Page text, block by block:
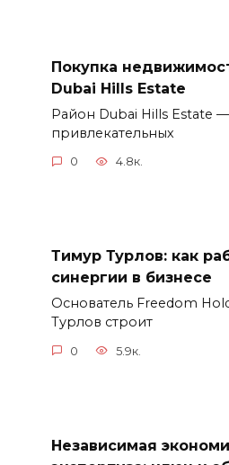
Покупка
Dubai Hills Estate
Район Dubai Hills Estate
привлекательных
0 4.8к.
Тимур Турлов: как
синергии в бизнесе
Основатель Freedom
Турлов строит
0 5.9к.
Независимая